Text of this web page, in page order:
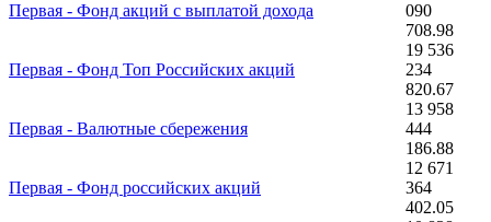
Первая - Фонд акций с выплатой дохода
090
708.98
Первая - Фонд Топ Российских акций
19 536
234
820.67
Первая - Валютные сбережения
13 958
444
186.88
Первая - Фонд российских акций
12 671
364
402.05